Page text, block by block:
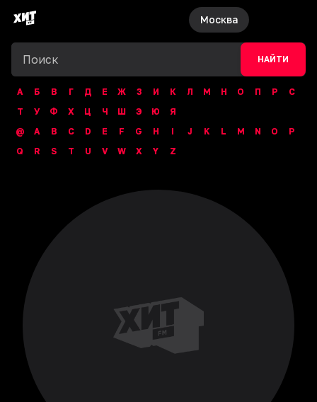
Москва
НАЙТИ
А Б В Г Д Е Ж З И К Л М Н О П Р
С
Т
У Ф Х Ц Ч Ш Э Ю
Я
@
A B C D E F G H I J K L M N O
P
Q
R S T U V W X Y Z